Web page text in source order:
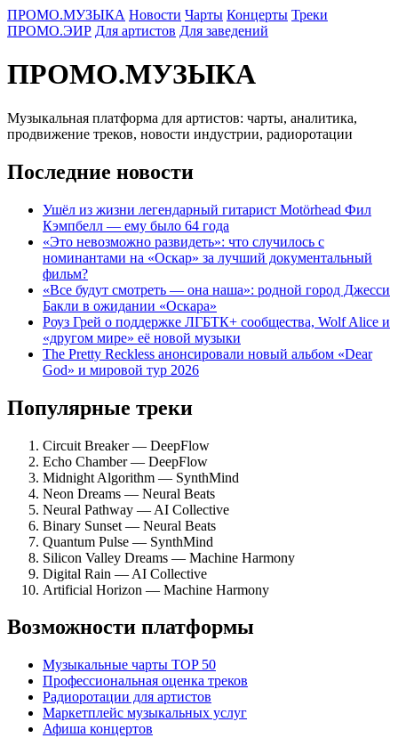
ПРОМО.МУЗЫКА Новости Чарты Концерты Треки
ПРОМО.ЭИР Для артистов Для заведений
ПРОМО.МУЗЫКА
Музыкальная платформа для артистов: чарты, аналитика,
продвижение треков, новости индустрии, радиоротации
Последние новости
Ушёл из жизни легендарный гитарист Motörhead Фил
Кэмпбелл — ему было 64 года
«Это невозможно развидеть»: что случилось с
номинантами на «Оскар» за лучший документальный
фильм?
«Все будут смотреть — она наша»: родной город Джесси
Бакли в ожидании «Оскара»
Роуз Грей о поддержке ЛГБТК+ сообщества, Wolf Alice и
«другом мире» её новой музыки
The Pretty Reckless анонсировали новый альбом «Dear
God» и мировой тур 2026
Популярные треки
Circuit Breaker — DeepFlow
Echo Chamber — DeepFlow
Midnight Algorithm — SynthMind
Neon Dreams — Neural Beats
Neural Pathway — AI Collective
Binary Sunset — Neural Beats
Quantum Pulse — SynthMind
Silicon Valley Dreams — Machine Harmony
Digital Rain — AI Collective
Artificial Horizon — Machine Harmony
Возможности платформы
Музыкальные чарты TOP 50
Профессиональная оценка треков
Радиоротации для артистов
Маркетплейс музыкальных услуг
Афиша концертов